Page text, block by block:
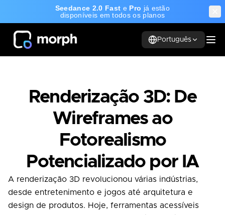
Seedance 2.0 Fast e Pro já estão
disponíveis em todos os planos
Português
Renderização 3D: De
Wireframes ao
Fotorealismo
Potencializado por IA
A renderização 3D revolucionou várias indústrias,
desde entretenimento e jogos até arquitetura e
design de produtos. Hoje, ferramentas acessíveis